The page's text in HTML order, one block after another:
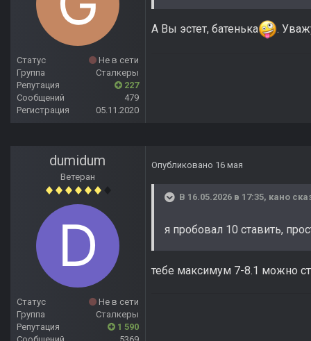
Статус
Не в сети
Группа
Сталкеры
Репутация
227
Сообщений
479
Регистрация
05.11.2020
А Вы эстет, батенька .
dumidum
Ветеран
Статус
Не в сети
Группа
Сталкеры
Репутация
1 590
Опубликовано 16 мая
В 16.05.2026 в 17:35, кано
я пробовал 10 ставить,
тебе максимум 7-8.1 можно